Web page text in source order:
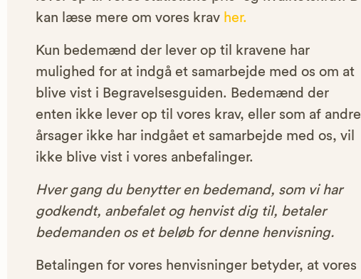
kan læse mere om vores krav her.
Kun bedemænd der lever op til kravene har
mulighed for at indgå et samarbejde med os om at
blive vist i Begravelsesguiden. Bedemænd der
enten ikke lever op til vores krav, eller som af andre
årsager ikke har indgået et samarbejde med os, vil
ikke blive vist i vores anbefalinger.
Hver gang du benytter en bedemand, som vi har
godkendt, anbefalet og henvist dig til, betaler
bedemanden os et beløb for denne henvisning.
Betalingen for vores henvisninger betyder, at vores